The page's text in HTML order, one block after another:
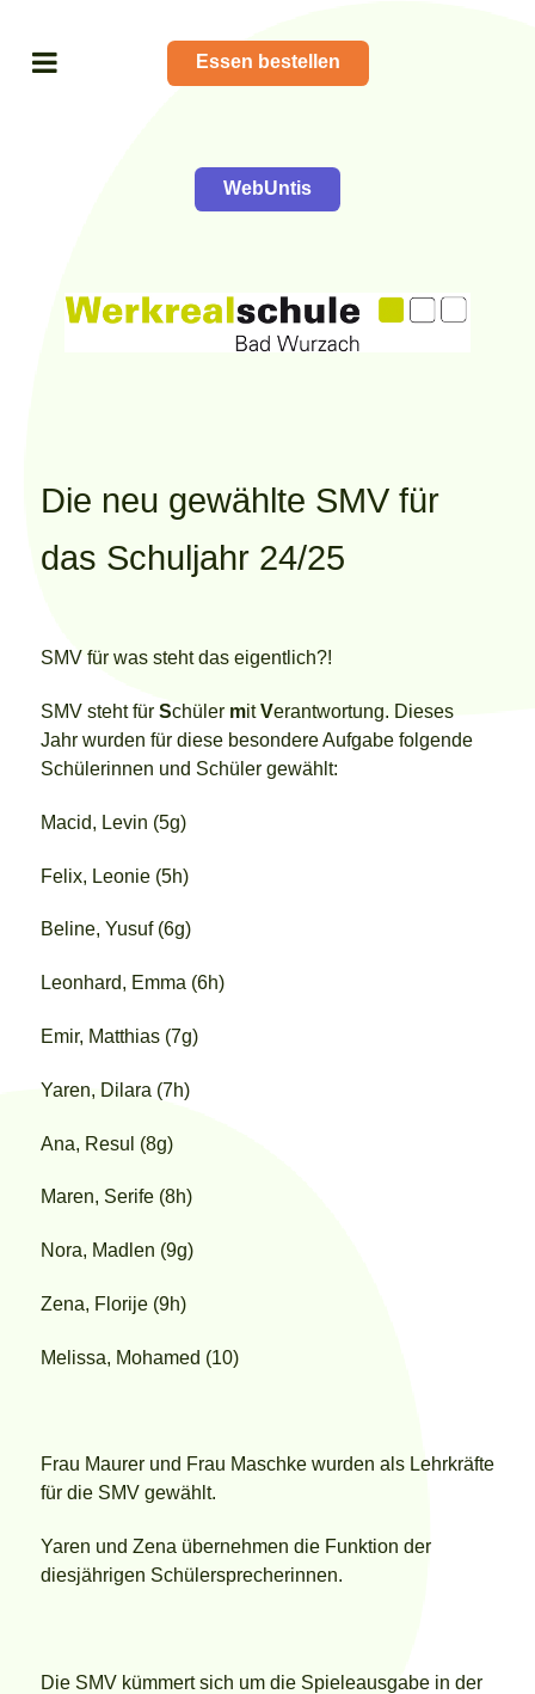
Essen bestellen
WebUntis
Die neu gewählte SMV für
das Schuljahr 24/25
SMV für was steht das eigentlich?!
SMV steht für Schüler mitVerantwortung. Dieses
Jahr wurden für diese besondere Aufgabe folgende
Schülerinnen und Schüler gewählt:
Macid, Levin (5g)
Felix, Leonie (5h)
Beline, Yusuf (6g)
Leonhard, Emma (6h)
Emir, Matthias (7g)
Yaren, Dilara (7h)
Ana, Resul (8g)
Maren, Serife (8h)
Nora, Madlen (9g)
Zena, Florije (9h)
Melissa, Mohamed (10)
Frau Maurer und Frau Maschke wurden als Lehrkräfte
für die SMV gewählt.
Yaren und Zena übernehmen die Funktion der
diesjährigen Schülersprecherinnen.
Die SMV kümmert sich um die Spieleausgabe in der